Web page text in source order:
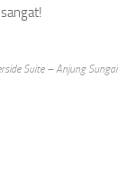
Suite – Anjung Sungai